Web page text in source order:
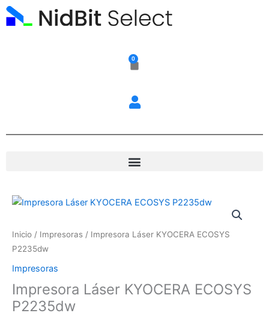
0
Carrito
Inicio / Impresoras / Impresora Láser KYOCERA ECOSYS
P2235dw
Impresoras
Impresora Láser KYOCERA ECOSYS
P2235dw